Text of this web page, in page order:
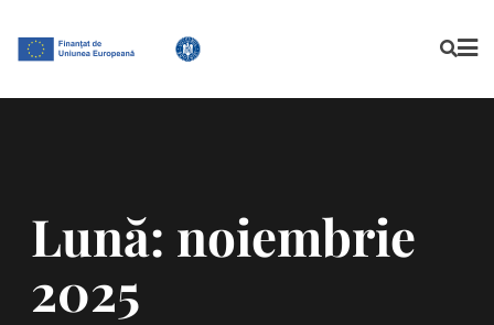
Lună: noiembrie
2025